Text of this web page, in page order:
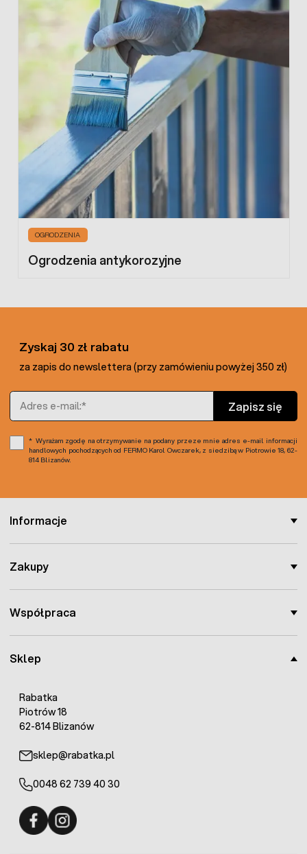
maksymalnie długo zachowają swoje najlepsze walory
estetyczne, a kolor zachowa swój idealny odcień i wygląd.
Bez względu na warunki atmosferyczne.Pojedynczy panel
serii SOLID posiada niebywałą sztywność i wytrzymałość
dlatego możliwe jest jego wykonanie nawet do wysokości
2560mm. Panele SOLID znajdują swoje szerokie
zastosowanie zarówno przy wygrodzeniach pojedynczych
posesji i domów jednorodzinnych jak i dużych ogrodzeniach
fabryk i zakładów i terenów przemysłowych..
Zabezpieczenie antykorozyjne (ocynk ogniowy i malowanie
elektrostatycznie, proszkowe ), wytrzymała stal, najlepsze
gatunkowo komponenty. To wszystko wpływa na
ponadprzeciętną żywotność i wytrzymałość ogrodzenia
panelowego SOLID .
OGRODZENIA
Ogrodzenia antykorozyjne
Sklep
Rabatka
Piotrów 18
62-814 Blizanów
sklep@rabatka.pl
0048 62 739 40 30
Informacje
Zakupy
Współpraca
Zyskaj 30 zł rabatu
za zapis do newslettera (przy zamówieniu powyżej 350 zł)
Adres e-mail
Zapisz się
Wyrażam zgodę na otrzymywanie na podany przeze mnie adres e-mail informacji
handlowych pochodzących od FERMO Karol Owczarek, z siedzibą w Piotrowie 18, 62-
814 Blizanów.